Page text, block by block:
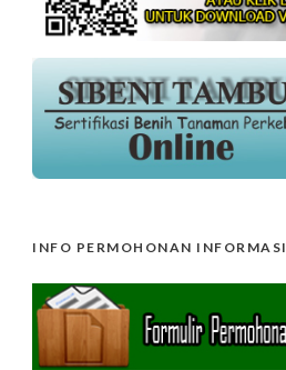
INFO PERMOHONAN INFORMASI